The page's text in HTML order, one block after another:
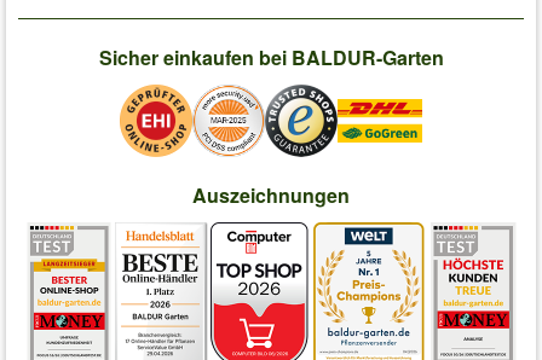
Sicher einkaufen bei BALDUR-Garten
Auszeichnungen